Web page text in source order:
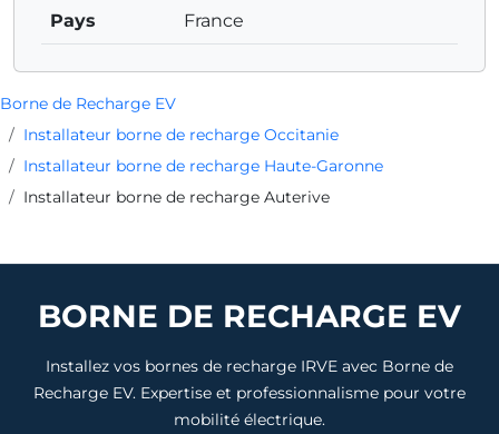
Borne de Recharge EV
Installateur borne de recharge Occitanie
Installateur borne de recharge Haute-Garonne
Installateur borne de recharge Auterive
Pays France
BORNE DE RECHARGE EV
Installez vos bornes de recharge IRVE avec Borne de
Recharge EV. Expertise et professionnalisme pour votre
mobilité électrique.